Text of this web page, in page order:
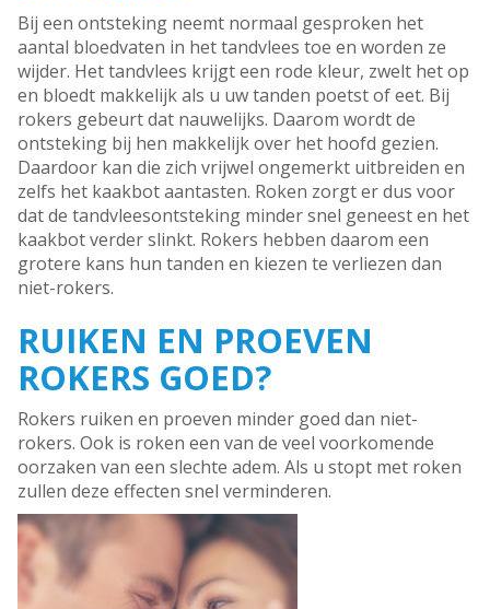
Bij een ontsteking neemt normaal gesproken het
aantal bloedvaten in het tandvlees toe en worden ze
wijder. Het tandvlees krijgt een rode kleur, zwelt het op
en bloedt makkelijk als u uw tanden poetst of eet. Bij
rokers gebeurt dat nauwelijks. Daarom wordt de
ontsteking bij hen makkelijk over het hoofd gezien.
Daardoor kan die zich vrijwel ongemerkt uitbreiden en
zelfs het kaakbot aantasten. Roken zorgt er dus voor
dat de tandvleesontsteking minder snel geneest en het
kaakbot verder slinkt. Rokers hebben daarom een
grotere kans hun tanden en kiezen te verliezen dan
niet-rokers.
RUIKEN EN PROEVEN
ROKERS GOED?
Rokers ruiken en proeven minder goed dan niet-
rokers. Ook is roken een van de veel voorkomende
oorzaken van een slechte adem. Als u stopt met roken
zullen deze effecten snel verminderen.